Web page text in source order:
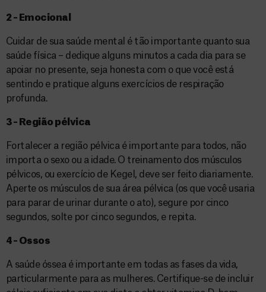
2 – Emocional
Cuidar de sua saúde mental é tão importante quanto sua
saúde física – dedique alguns minutos a cada dia para se
apoiar no presente, seja honesta com o que você está
sentindo e pratique alguns exercícios de respiração
profunda.
3 – Região pélvica
Fortalecer a região pélvica é importante para todos, não
importa o sexo ou a idade. O treinamento dos músculos
pélvicos, ou exercício de Kegel, deve ser feito diariamente.
Aperte os músculos de sua área pélvica (os que você usaria
para parar de urinar durante o ato), segure por cinco
segundos, solte por cinco segundos, e repita.
4 – Ossos
A saúde óssea é importante em todas as fases da vida,
particularmente para as mulheres. Certifique-se de incluir